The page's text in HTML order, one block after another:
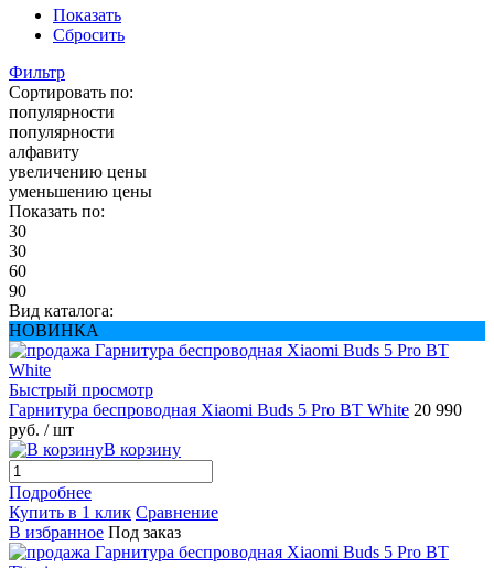
Показать
Сбросить
Фильтр
Сортировать по:
популярности
популярности
алфавиту
увеличению цены
уменьшению цены
Показать по:
30
30
60
90
Вид каталога:
НОВИНКА
Быстрый просмотр
Гарнитура беспроводная Xiaomi Buds 5 Pro BT White 20 990
руб. / шт
В корзину
Подробнее
Купить в 1 клик Сравнение
В избранное Под заказ